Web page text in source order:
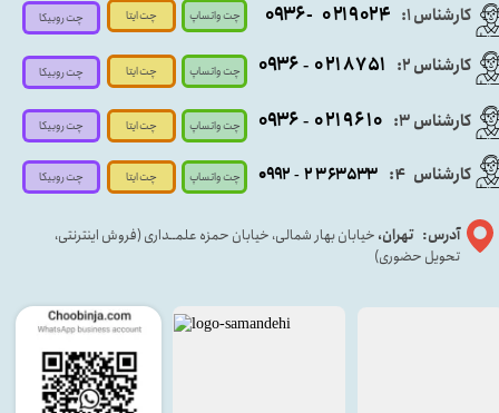
کارشناس ۱: ۰۲۱۹۰۲۴ - ۰۹۳۶
آدرس: تهران، خیابان بهار شمالی، خیابان حمزه علمــداری (فروش اینترنتی،
تحویل حضوری)
کارشناس ۳: ۰۲۱۹۶۱۰ -۰۹۳۶
کارشناس ۲: ۰۲۱۸۷۵۱ - ۰۹۳۶
کارشناس 4
: ۲۳۶۳۵۳۳ - ۰۹۹۲
چت واتساپ
چت واتساپ
چت واتساپ
چت واتساپ
چت ایتا
چت ایتا
چت ایتا
چت ایتا
چت روبیکا
چت روبیکا
چت روبیکا
چت روبیکا